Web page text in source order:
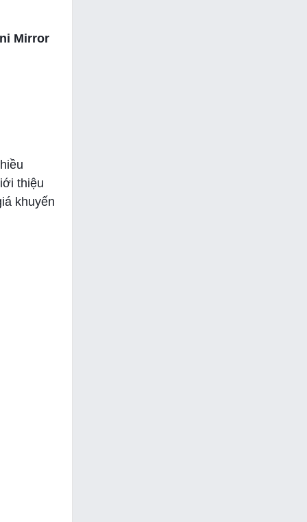
Mirror
thiệu
khuyến